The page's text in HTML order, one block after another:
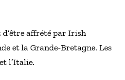
affrété par Irish
et la Grande-Bretagne. Les
l’Italie.